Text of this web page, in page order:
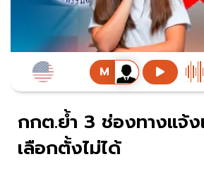
กกต.ย้ำ 3 ช่องทางแจ้ง
เลือกตั้งไม่ได้